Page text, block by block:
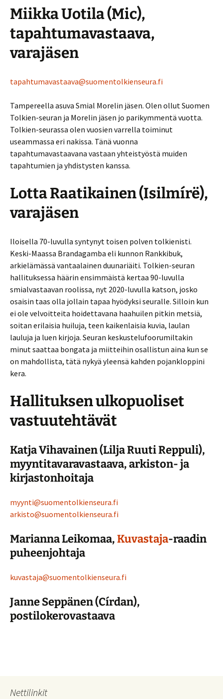
Miikka Uotila (Mic),
tapahtumavastaava,
varajäsen
tapahtumavastaava@suomentolkienseura.fi
Tampereella asuva Smial Morelin jäsen. Olen ollut Suomen
Tolkien-seuran ja Morelin jäsen jo parikymmentä vuotta.
Tolkien-seurassa olen vuosien varrella toiminut
useammassa eri nakissa. Tänä vuonna
tapahtumavastaavana vastaan yhteistyöstä muiden
tapahtumien ja yhdistysten kanssa.
Lotta Raatikainen (Isilmírë),
varajäsen
Iloisella 70-luvulla syntynyt toisen polven tolkienisti.
Keski-Maassa Brandagamba eli kunnon Rankkibuk,
arkielämässä vantaalainen duunariäiti. Tolkien-seuran
hallituksessa häärin ensimmäistä kertaa 90-luvulla
smialvastaavan roolissa, nyt 2020-luvulla katson, josko
osaisin taas olla jollain tapaa hyödyksi seuralle. Silloin kun
ei ole velvoitteita hoidettavana haahuilen pitkin metsiä,
soitan erilaisia huiluja, teen kaikenlaisia kuvia, laulan
lauluja ja luen kirjoja. Seuran keskustelufoorumiltakin
minut saattaa bongata ja miitteihin osallistun aina kun se
on mahdollista, tätä nykyä yleensä kahden pojankloppini
kera.
Hallituksen ulkopuoliset
vastuutehtävät
Katja Vihavainen (Lilja Ruuti Reppuli),
myyntitavaravastaava, arkiston- ja
kirjastonhoitaja
myynti@suomentolkienseura.fi
arkisto@suomentolkienseura.fi
Marianna Leikomaa,Kuvastaja-raadin
puheenjohtaja
kuvastaja@suomentolkienseura.fi
Janne Seppänen (Círdan),
postilokerovastaava
Nettilinkit